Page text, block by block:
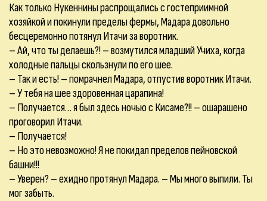
Как только Нукеннины распрощались с гостеприимной
хозяйкой и покинули пределы фермы, Мадара довольно
бесцеремонно потянул Итачи за воротник.
– Ай, что ты делаешь?! – возмутился младший Учиха, когда
холодные пальцы скользнули по его шее.
– Так и есть! – помрачнел Мадара, отпустив воротник Итачи.
– У тебя на шее здоровенная царапина!
– Получается… я был здесь ночью с Кисаме?!! – ошарашено
проговорил Итачи.
– Получается!
– Но это невозможно! Я не покидал пределов пейновской
башни!!!
– Уверен? – ехидно протянул Мадара. – Мы много выпили. Ты
мог забыть.